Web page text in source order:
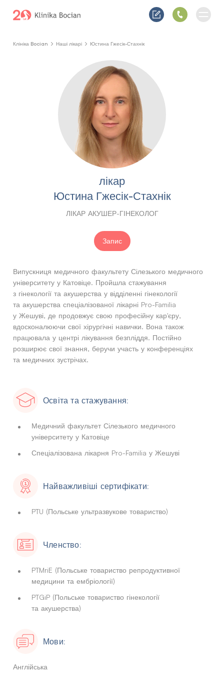
Клініка Bocian Наші лікарі Юстина Гжесік-Стахнік
лікар
Юстина Гжесік-Стахнік
ЛІКАР АКУШЕР-ГІНЕКОЛОГ
Запис
Випускниця медичного факультету Сілезького медичного
університету у Катовіце. Пройшла стажування
з гінекології та акушерства у відділенні гінекології
та акушерства спеціалізованої лікарні Pro-Familia
у Жешуві, де продовжує свою професійну кар'єру,
вдосконалюючи свої хірургічні навички. Вона також
працювала у центрі лікування безпліддя. Постійно
розширює свої знання, беручи участь у конференціях
та медичних зустрічах.
Освіта та стажування:
Медичний факультет Сілезького медичного
університету у Катовіце
Спеціалізована лікарня Pro-Familia у Жешуві
Найважливіші сертифікати:
PTU (Польське ультразвукове товариство)
Членство:
PTMriE (Польське товариство репродуктивної
медицини та ембріології)
PTGiP (Польське товариство гінекології
та акушерства)
Мови:
Англійська